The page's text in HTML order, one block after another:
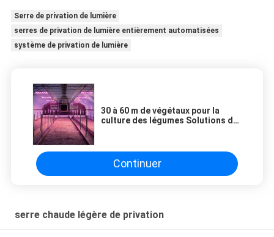
Serre de privation de lumière
serres de privation de lumière entièrement automatisées
système de privation de lumière
30 à 60 m de végétaux pour la
culture des légumes Solutions de
Continuer
serre chaude légère de privation